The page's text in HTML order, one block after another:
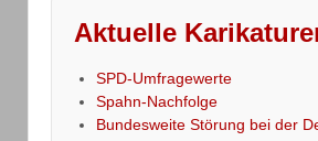
Aktuelle
SPD-Umfragewerte
Spahn-Nachfolge
Bundesweite Störung bei der